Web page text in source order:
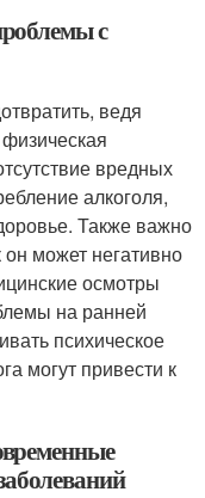
с
ведя
вредных
алкоголя,
Также важно
он может негативно
осмотры
на ранней
психическое
могут привести к